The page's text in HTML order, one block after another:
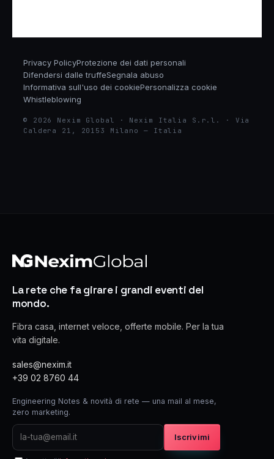
Privacy PolicyProtezione dei dati personali
Difendersi dalle truffeSegnala abuso
Informativa sull'uso dei cookiePersonalizza cookie
Whistleblowing
© 2026 Nexim Global · Nexim Italia S.r.l. · Via
Caldera 21, 20153 Milano — Italia
La rete che fa girare i grandi eventi del
mondo.
Fibra casa, internet veloce, offerte mobile. Per la tua
vita digitale.
sales@nexim.it
+39 02 8760 44
Engineering Notes & novità di rete — una mail al mese,
zero marketing.
Iscrivimi